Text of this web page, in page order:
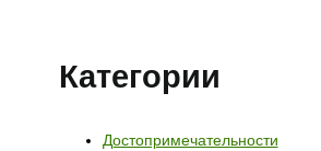
Категории
Достопримечательности